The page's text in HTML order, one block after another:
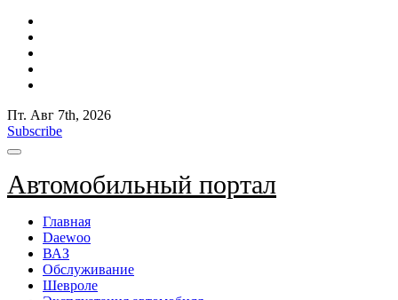
Пт. Авг 7th, 2026
Subscribe
Автомобильный портал
Главная
Daewoo
ВАЗ
Обслуживание
Шевроле